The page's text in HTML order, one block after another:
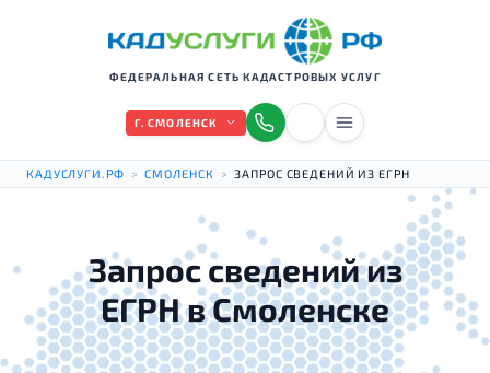
ФЕДЕРАЛЬНАЯ СЕТЬ КАДАСТРОВЫХ УСЛУГ
Г. СМОЛЕНСК
КАДУСЛУГИ.РФ > СМОЛЕНСК > ЗАПРОС СВЕДЕНИЙ ИЗ ЕГРН
Запрос сведений из
ЕГРН в Смоленске